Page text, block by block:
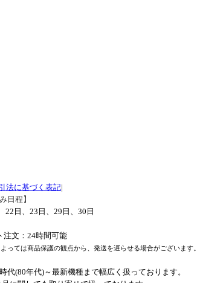
法に基づく表記|
日程】
22日、23日、29日、30日
文：24時間可能
っては商品保護の観点から、発送を遅らせる場合がございます。
(80年代)～最新機種まで幅広く扱っております。